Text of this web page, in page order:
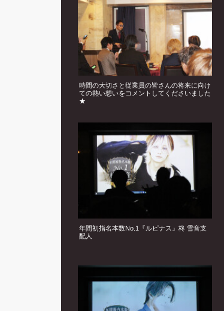
時間の大切さと従業員の皆さんの将来に向け
ての熱い想いをコメントしてくださいました
★
年間初指名本数No.1『ルピナス』柊 雪音支
配人